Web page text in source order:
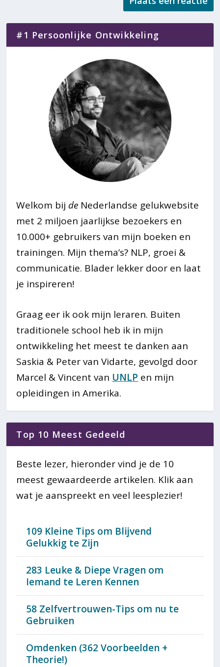
#1 Persoonlijke Ontwikkeling
Welkom bij de Nederlandse gelukwebsite
met 2 miljoen jaarlijkse bezoekers en
10.000+ gebruikers van mijn boeken en
trainingen. Mijn thema’s? NLP, groei &
communicatie. Blader lekker door en laat
je inspireren!
Graag eer ik ook mijn leraren. Buiten
traditionele school heb ik in mijn
ontwikkeling het meest te danken aan
Saskia & Peter van Vidarte, gevolgd door
Marcel & Vincent van UNLP en mijn
opleidingen in Amerika.
Top 10 Meest Gedeeld
Beste lezer, hieronder vind je de 10
meest gewaardeerde artikelen. Klik aan
wat je aanspreekt en veel leesplezier!
109 Kleine Tips om Blijvend
Gelukkig te Zijn
283 Leuke & Diepe Vragen om
Iemand te Leren Kennen
58 Zelfvertrouwen-Tips om nu te
Gebruiken
Omdenken (362 Voorbeelden +
Theorie!)